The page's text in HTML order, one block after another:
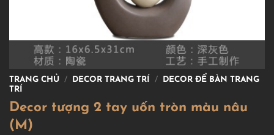
TRANG CHỦ / DECOR TRANG TRÍ /
DECOR ĐỂ BÀN TRANG
TRÍ
Decor tượng 2 tay uốn tròn màu nâu
(M)